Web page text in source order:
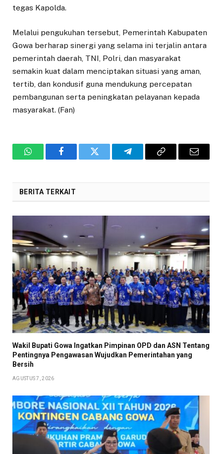
tegas Kapolda.
Melalui pengukuhan tersebut, Pemerintah Kabupaten
Gowa berharap sinergi yang selama ini terjalin antara
pemerintah daerah, TNI, Polri, dan masyarakat
semakin kuat dalam menciptakan situasi yang aman,
tertib, dan kondusif guna mendukung percepatan
pembangunan serta peningkatan pelayanan kepada
masyarakat. (Fan)
WhatsAppFacebookTwitter TelegramCopy
Email
BERITA TERKAIT
Wakil Bupati Gowa Ingatkan Pimpinan OPD dan ASN Tentang
Pentingnya Pengawasan Wujudkan Pemerintahan yang
Bersih
AGUSTUS 7, 2026